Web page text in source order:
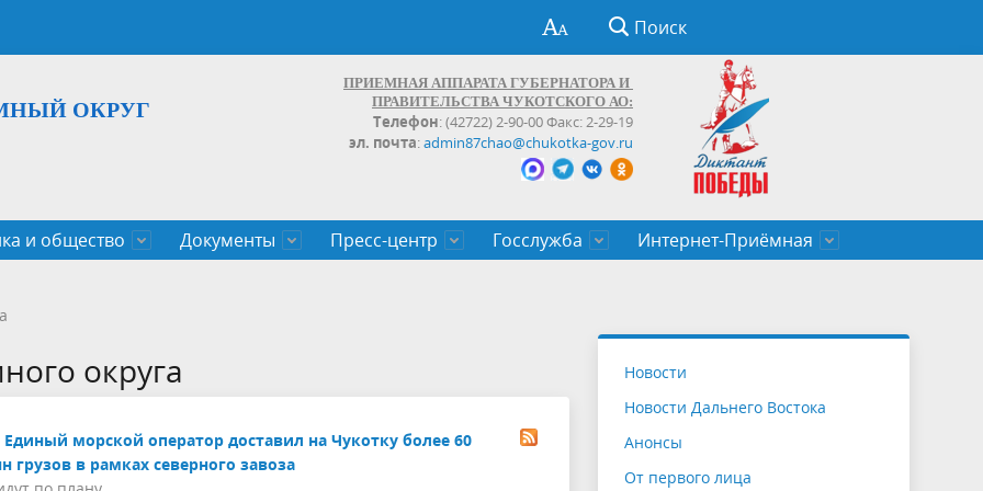
Поиск
ОКРУГ
ПРИЕМНАЯ АППАРАТА ГУБЕРНАТОРА И
ПРАВИТЕЛЬСТВА ЧУКОТСКОГО АО:
Телефон: (42722) 2-90-00 Факс: 2-29-19
эл. почта:admin87chao@chukotka-gov.ru
округа
и общество
проекты
Документы
Чукотского АО
Пресс-центр
Востока
Госслужба
служащих Чукотского автономного
Интернет-Приёмная
и график личных
округа
Единый морской оператор доставил на Чукотку более 60
грузов в рамках северного завоза
Новости
Новости Дальнего Востока
Анонсы
От первого лица